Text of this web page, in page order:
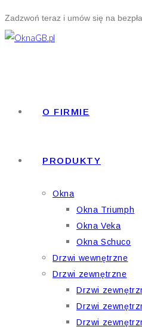
to
content
Zadzwoń teraz i umów się na
O FIRMIE
PRODUKTY
Okna
Okna Triumph
Okna Veka
Okna Schuco
Drzwi wewnętrzne
Drzwi zewnętrzne
Drzwi
Drzwi
Drzwi